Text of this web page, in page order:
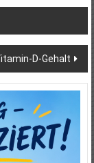
D-Gehalt